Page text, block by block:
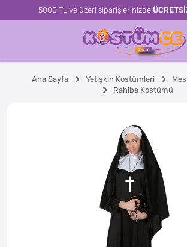
5000 TL ve üzeri siparişlerinizde
Ana Sayfa Yetişkin Kostümleri
Rahibe Kostümü